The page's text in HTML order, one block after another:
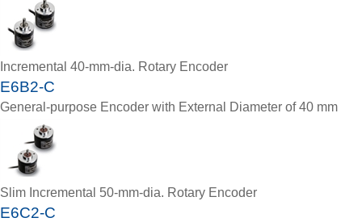
Incremental 40-mm-dia. Rotary Encoder
E6B2-C
General-purpose Encoder with External Diameter of 40 mm
Slim Incremental 50-mm-dia. Rotary Encoder
E6C2-C